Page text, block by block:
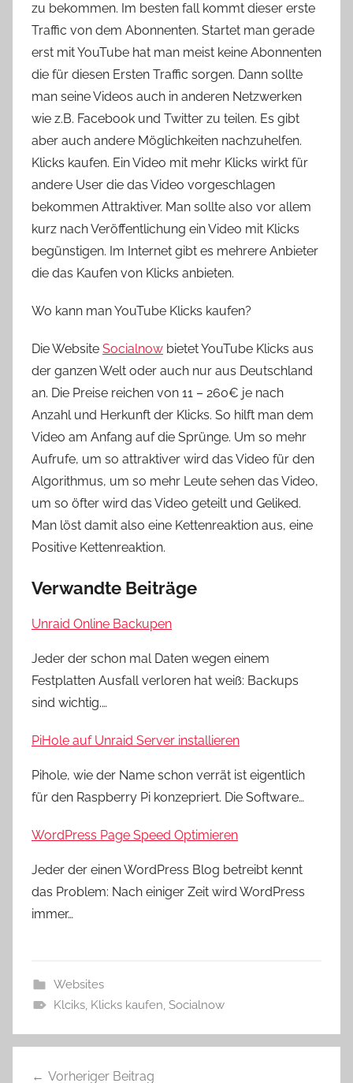
zu bekommen. Im besten fall kommt dieser erste
Traffic von dem Abonnenten. Startet man gerade
erst mit YouTube hat man meist keine Abonnenten
die für diesen Ersten Traffic sorgen. Dann sollte
man seine Videos auch in anderen Netzwerken
wie z.B. Facebook und Twitter zu teilen. Es gibt
aber auch andere Möglichkeiten nachzuhelfen.
Klicks kaufen. Ein Video mit mehr Klicks wirkt für
andere User die das Video vorgeschlagen
bekommen Attraktiver. Man sollte also vor allem
kurz nach Veröffentlichung ein Video mit Klicks
begünstigen. Im Internet gibt es mehrere Anbieter
die das Kaufen von Klicks anbieten.
Wo kann man YouTube Klicks kaufen?
Die Website Socialnow bietet YouTube Klicks aus
der ganzen Welt oder auch nur aus Deutschland
an. Die Preise reichen von 11 – 260€ je nach
Anzahl und Herkunft der Klicks. So hilft man dem
Video am Anfang auf die Sprünge. Um so mehr
Aufrufe, um so attraktiver wird das Video für den
Algorithmus, um so mehr Leute sehen das Video,
um so öfter wird das Video geteilt und Geliked.
Man löst damit also eine Kettenreaktion aus, eine
Positive Kettenreaktion.
Verwandte Beiträge
Unraid Online Backupen
Jeder der schon mal Daten wegen einem
Festplatten Ausfall verloren hat weiß: Backups
sind wichtig.…
PiHole auf Unraid Server installieren
Pihole, wie der Name schon verrät ist eigentlich
für den Raspberry Pi konzepriert. Die Software…
WordPress Page Speed Optimieren
Jeder der einen WordPress Blog betreibt kennt
das Problem: Nach einiger Zeit wird WordPress
immer…
Websites
Klciks, Klicks kaufen Socialnow
Vorheriger Beitrag